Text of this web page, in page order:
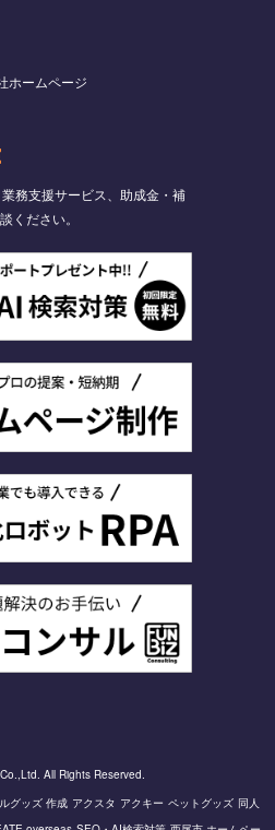
ホームページ
務支援サービス、助成金・補
ください。
All Rights Reserved.
グッズ 作成 アクスタ アクキー ペットグッズ 同人